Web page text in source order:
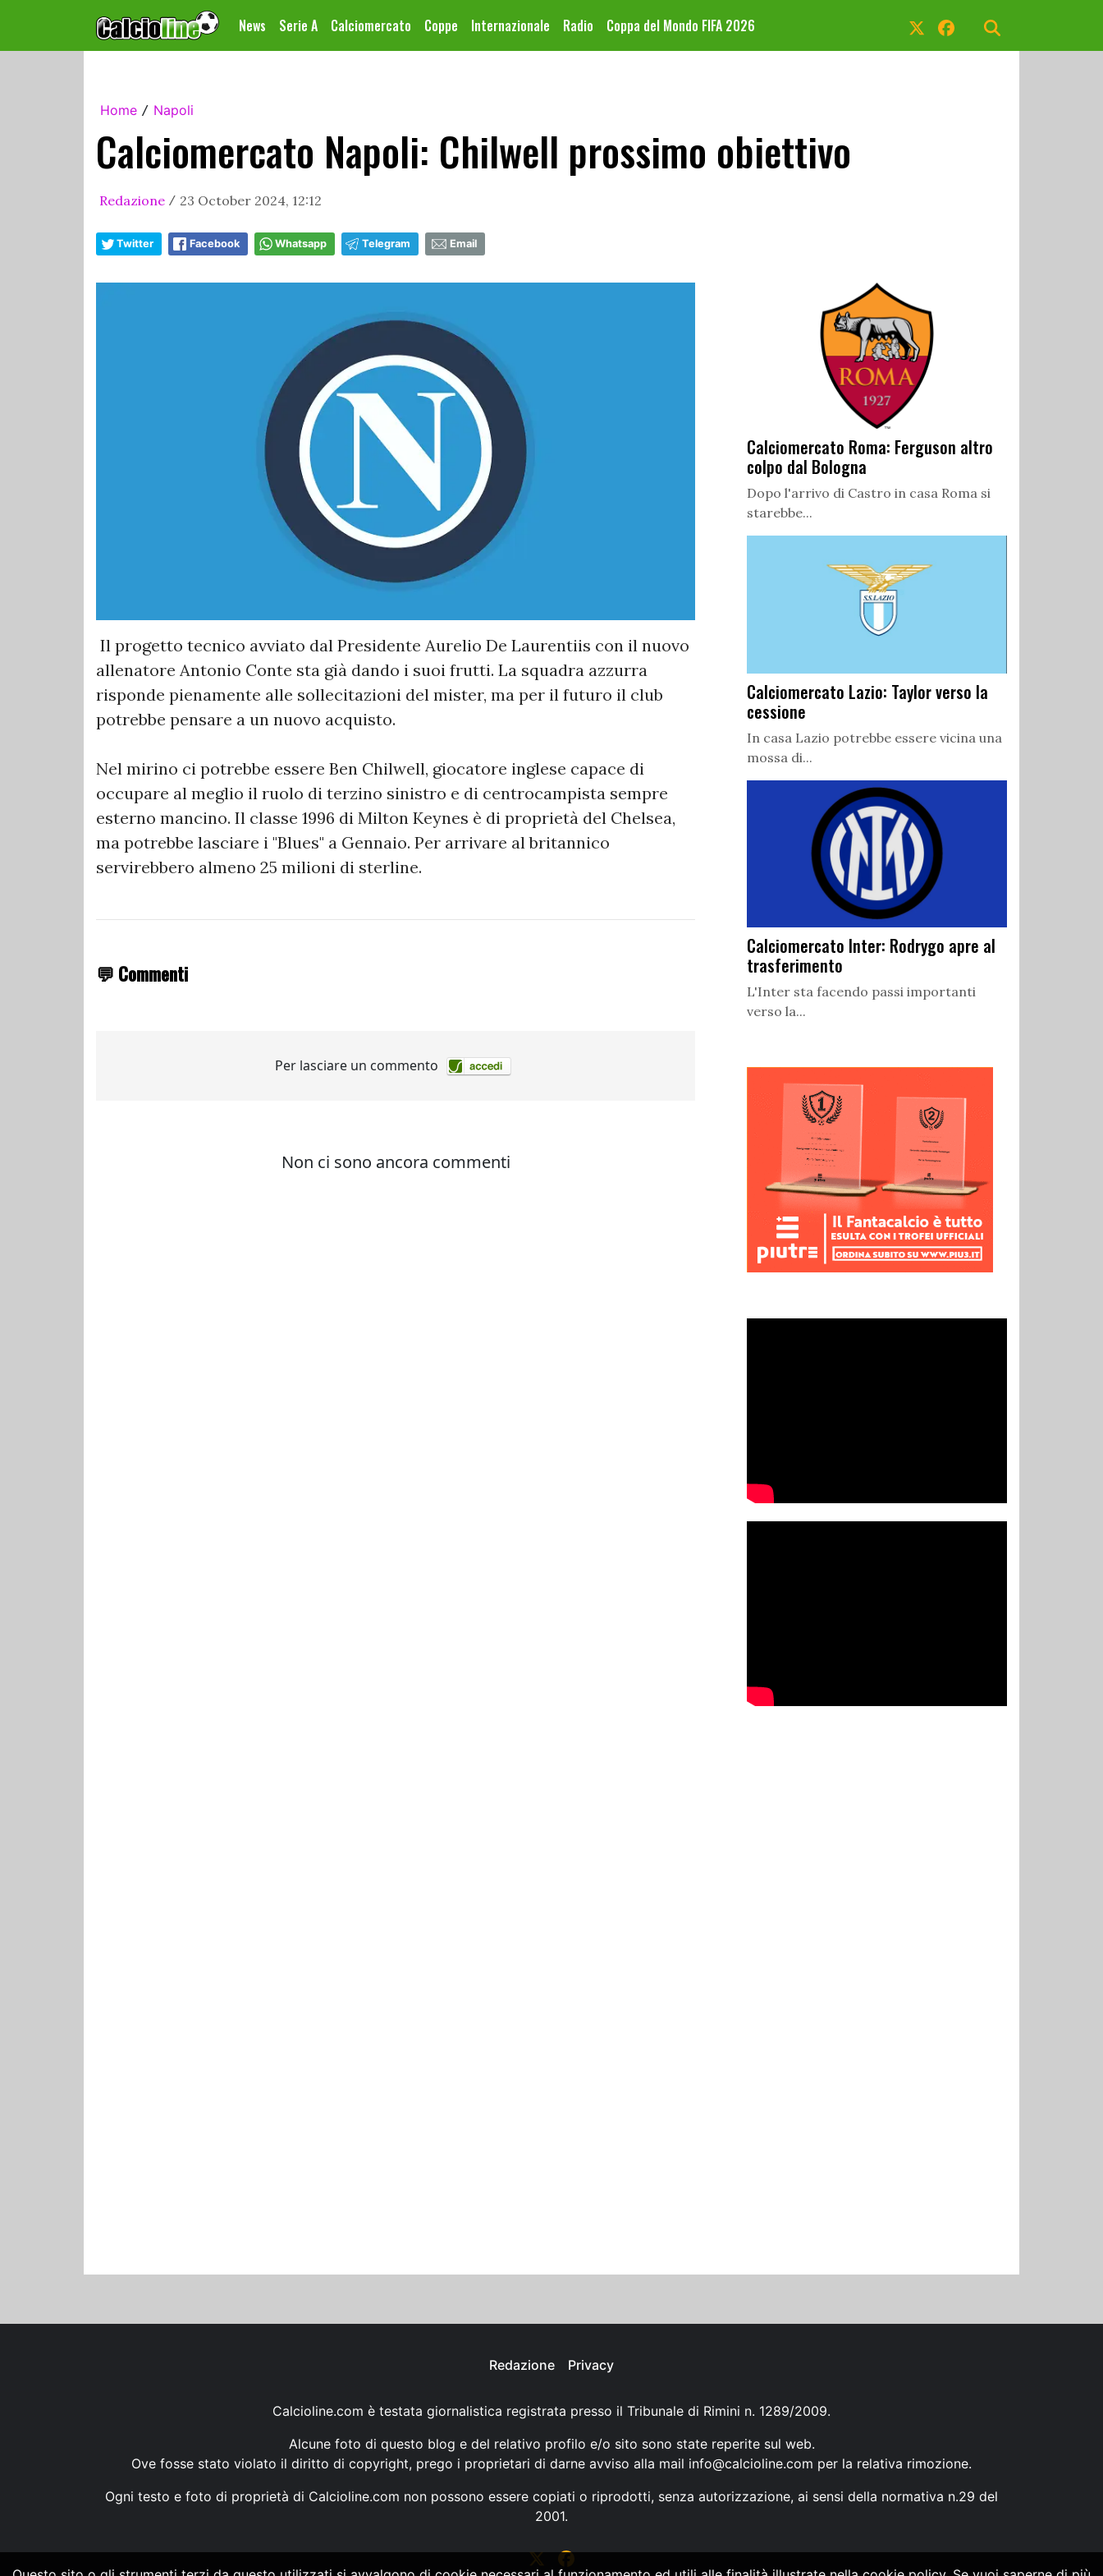
News Serie A Calciomercato Coppe Internazionale Radio Coppa del Mondo FIFA 2026
Home / Napoli
Calciomercato Napoli: Chilwell prossimo obiettivo
Redazione / 23 October 2024, 12:12
Twitter Facebook Whatsapp Telegram Email
Il progetto tecnico avviato dal Presidente Aurelio De Laurentiis con il nuovo
allenatore Antonio Conte sta già dando i suoi frutti. La squadra azzurra
risponde pienamente alle sollecitazioni del mister, ma per il futuro il club
potrebbe pensare a un nuovo acquisto.
Nel mirino ci potrebbe essere Ben Chilwell, giocatore inglese capace di
occupare al meglio il ruolo di terzino sinistro e di centrocampista sempre
esterno mancino. Il classe 1996 di Milton Keynes è di proprietà del Chelsea,
ma potrebbe lasciare i "Blues" a Gennaio. Per arrivare al britannico
servirebbero almeno 25 milioni di sterline.
💬 Commenti
Calciomercato Roma: Ferguson altro
colpo dal Bologna
Dopo l'arrivo di Castro in casa Roma si
starebbe...
Calciomercato Lazio: Taylor verso la
cessione
In casa Lazio potrebbe essere vicina una
mossa di...
Calciomercato Inter: Rodrygo apre al
trasferimento
L'Inter sta facendo passi importanti
verso la...
Redazione Privacy
Calcioline.com è testata giornalistica registrata presso il Tribunale di Rimini n. 1289/2009.
Alcune foto di questo blog e del relativo profilo e/o sito sono state reperite sul web.
Ove fosse stato violato il diritto di copyright, prego i proprietari di darne avviso alla mail info@calcioline.com per la relativa rimozione.
Ogni testo e foto di proprietà di Calcioline.com non possono essere copiati o riprodotti, senza autorizzazione, ai sensi della normativa n.29 del
2001.